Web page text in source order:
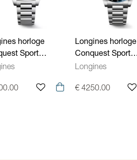
10 ATM - 100 meter
Longines 888
horloge
Sport
Longines horloge
Conquest Sport
L38354986
Longines
€ 4250.00